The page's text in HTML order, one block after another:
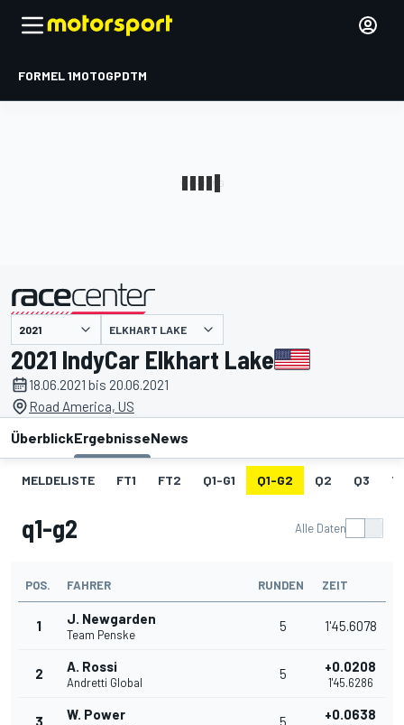
FORMEL 1MOTOGPDTM
ELKHART LAKE
2021 IndyCar Elkhart Lake
18.06.2021 bis 20.06.2021
Road America, US
ÜberblickErgebnisseNews
MELDELISTE FT1 FT2 Q1-G1 Q1-G2 Q2 Q3
q1-g2 Alle Daten
POS. FAHRER RUNDEN ZEIT
1 J. Newgarden
Team Penske
5 1'45.6078
2 A. Rossi
Andretti Global
5 +0.0208
1'45.6286
3 W. Power 5 +0.0638